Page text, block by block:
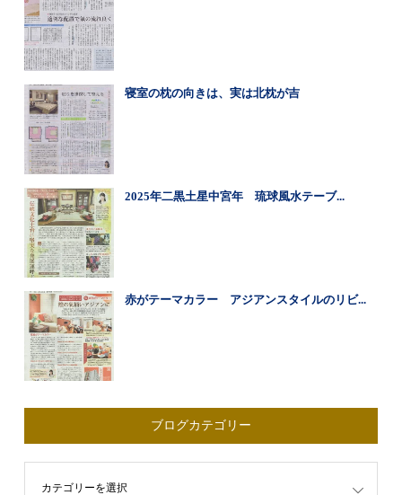
寝室の枕の向きは、実は北枕が吉
2025年二黒土星中宮年 琉球風水テーブ...
赤がテーマカラー アジアンスタイルのリビ...
ブログカテゴリー